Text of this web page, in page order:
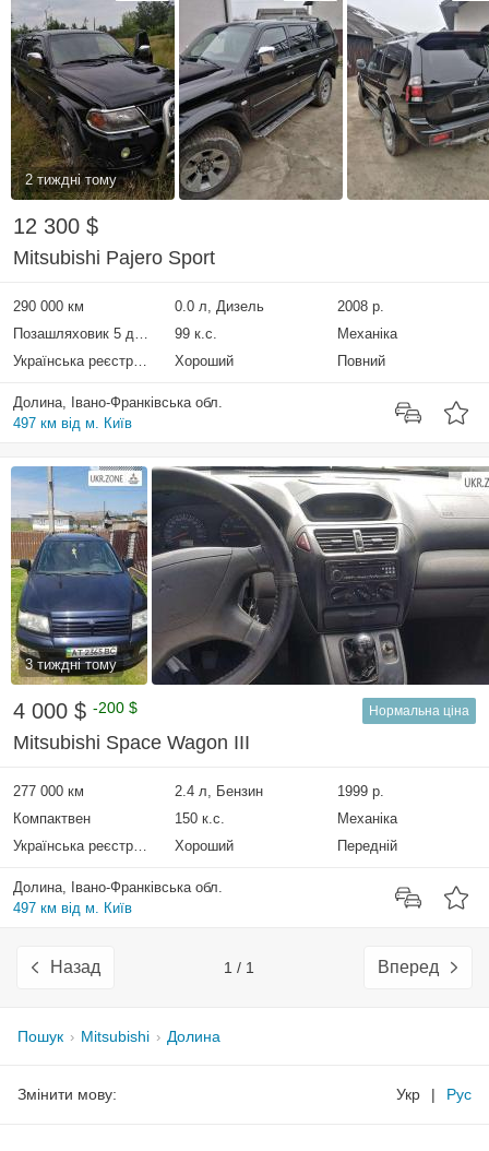
2 тиждні тому
12 300 $
Mitsubishi Pajero Sport
290 000 км 0.0 л, Дизель
2008 р.
Позашляховик 5 дверей
99 к.с.
Механіка
Українська реєстрація
Хороший Повний
Долина, Івано-Франківська обл.
497 км від м. Київ
3 тиждні тому
4 000 $ -200 $ Нормальна ціна
Mitsubishi Space Wagon III
277 000 км 2.4 л, Бензин
1999 р.
Компактвен
150 к.с.
Механіка
Українська реєстрація
Хороший Передній
Долина, Івано-Франківська обл.
497 км від м. Київ
Назад 1 / 1 Вперед
Пошук Mitsubishi Долина
Змінити мову: Укр | Рус